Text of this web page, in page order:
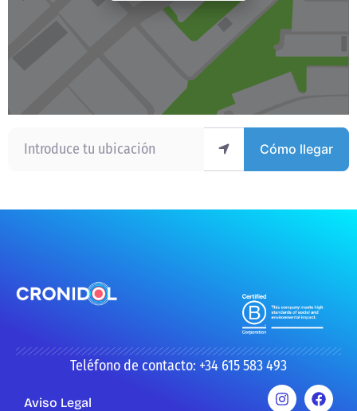
Cómo llegar
Teléfono de contacto: +34 615 583 493
Aviso Legal